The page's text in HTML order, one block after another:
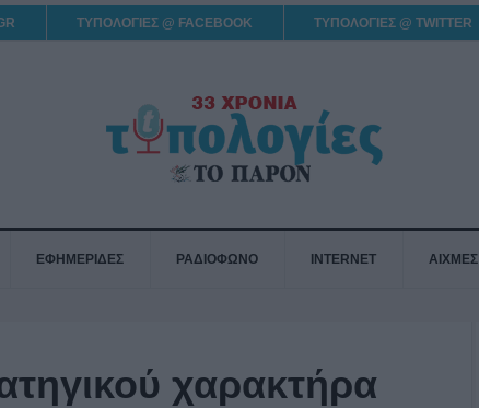
ΤΥΠΟΛΟΓΙΕΣ @ FACEBOOK ΤΥΠΟΛΟΓΙΕΣ @ TWITTER
ΕΦΗΜΕΡΙΔΕΣ ΡΑΔΙΟΦΩΝΟ INTERNET ΑΙΧΜΕΣ
χαρακτήρα